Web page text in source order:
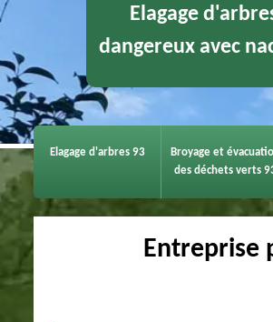
Elagage
dangereux avec
Elagage d'arbres 93
Broyage et
des déchets verts
Entreprise